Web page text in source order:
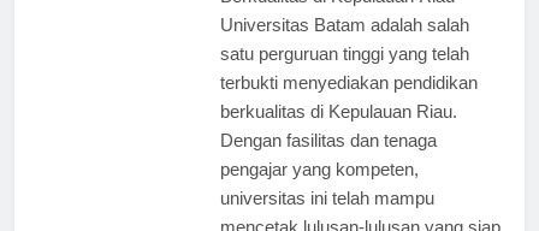
Berkualitas di Kepulauan Riau
Universitas Batam adalah salah
satu perguruan tinggi yang telah
terbukti menyediakan pendidikan
berkualitas di Kepulauan Riau.
Dengan fasilitas dan tenaga
pengajar yang kompeten,
universitas ini telah mampu